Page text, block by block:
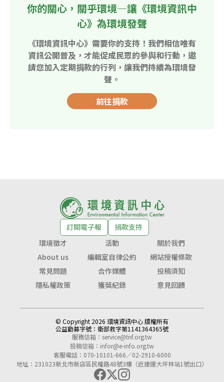
你的關心，關乎環境—讓《環境資訊中
心》為環境發聲
《環境資訊中心》需要你的支持！我們相信唯有
資訊公開普及，才能促成民眾的參與和行動，邀
請您加入定期捐款的行列，讓我們持續為環境發
聲。
前往捐款
訂閱電子報
捐款支持
環境徵才
活動
關於我們
About us
編輯室自律公約
網站授權條款
常見問題
合作媒體
投稿須知
隱私權政策
獲獎紀錄 意見回饋
© Copyright 2026 環境資訊中心 版權所有
公益勸募字號： 衛部救字第1141364365號
服務信箱： service@tnf.org.tw
投稿信箱： infor@e-info.org.tw
客服電話：070-10101-666／02-2910-6000
地址：231023新北市新店區民權路48號3樓（近捷運大坪林站1號出口）